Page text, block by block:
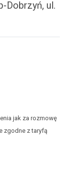
Dobrzyń, ul.
jak za rozmowę
zgodne z taryfą